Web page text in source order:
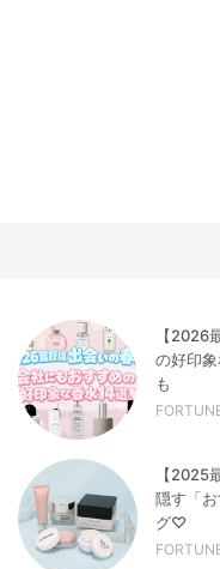
【2026
の好印
も
【2025
隠す「
グ♡